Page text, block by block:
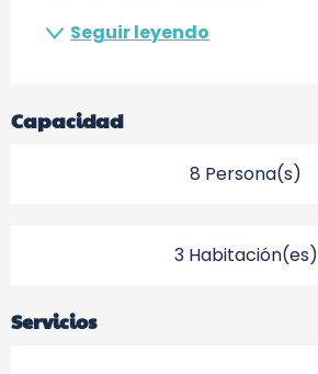
Seguir leyendo
Capacidad
8 Persona(s)
3 Habitación(es)
Servicios